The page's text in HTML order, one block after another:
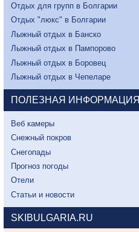
Отдых для групп в Болгарии
Отдых "люкс" в Болгарии
Лыжный отдых в Банско
Лыжный отдых в Пампорово
Лыжный отдых в Боровец
Лыжный отдых в Чепеларе
ПОЛЕЗНАЯ ИНФОРМАЦИЯ
Веб камеры
Снежный покров
Снегопады
Прогноз погоды
Отели
Статьи и новости
SKIBULGARIA.RU